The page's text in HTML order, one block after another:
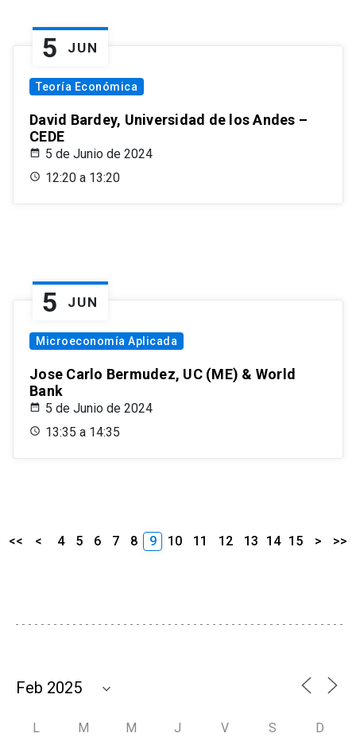
5 JUN
Teoría Económica
David Bardey, Universidad de los Andes –
CEDE
5 de Junio de 2024
12:20 a 13:20
5 JUN
Microeconomía Aplicada
Jose Carlo Bermudez, UC (ME) & World
Bank
5 de Junio de 2024
13:35 a 14:35
<< < 4 5 6 7 8 9 10 11 12 13 14 15 > >>
L M M J V S D